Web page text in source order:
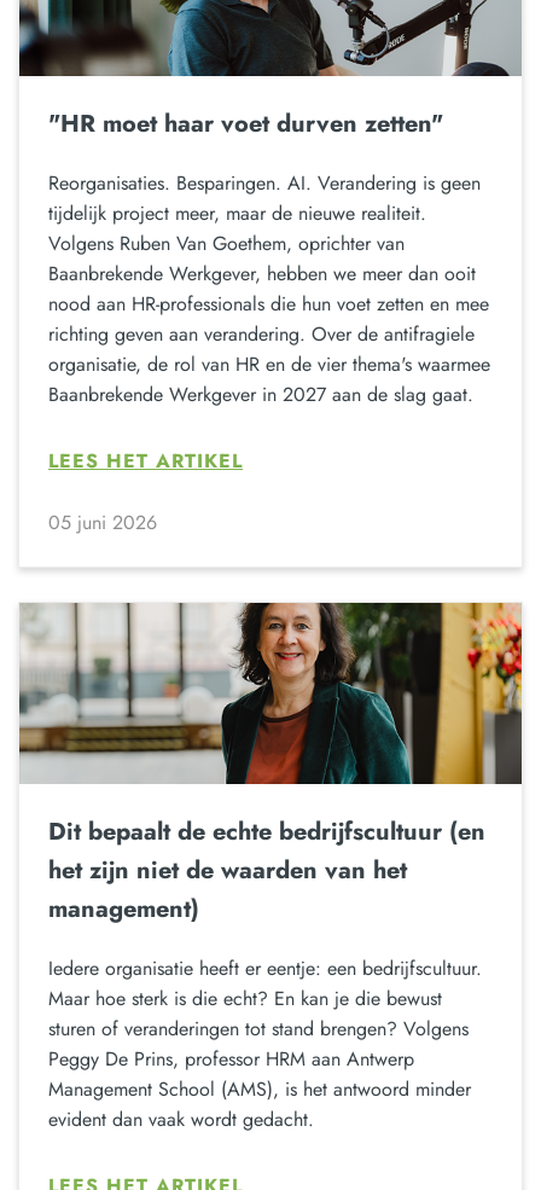
"HR moet haar voet durven zetten"
Reorganisaties. Besparingen. AI. Verandering is geen
tijdelijk project meer, maar de nieuwe realiteit.
Volgens Ruben Van Goethem, oprichter van
Baanbrekende Werkgever, hebben we meer dan ooit
nood aan HR-professionals die hun voet zetten en mee
richting geven aan verandering. Over de antifragiele
organisatie, de rol van HR en de vier thema's waarmee
Baanbrekende Werkgever in 2027 aan de slag gaat.
LEES HET ARTIKEL
05 juni 2026
Dit bepaalt de echte bedrijfscultuur (en
het zijn niet de waarden van het
management)
Iedere organisatie heeft er eentje: een bedrijfscultuur.
Maar hoe sterk is die echt? En kan je die bewust
sturen of veranderingen tot stand brengen? Volgens
Peggy De Prins, professor HRM aan Antwerp
Management School (AMS), is het antwoord minder
evident dan vaak wordt gedacht.